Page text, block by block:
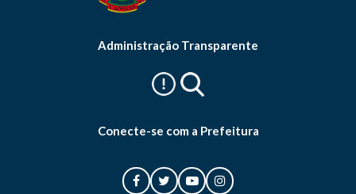
Administração Transparente
Conecte-se com a Prefeitura